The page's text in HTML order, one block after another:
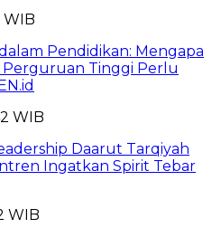
WIB
Pendidikan: Mengapa
Perguruan Tinggi Perlu
WIB
Daarut Tarqiyah
Ingatkan Spirit Tebar
WIB